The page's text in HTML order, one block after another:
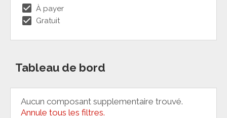
check_box À payer
check_box Gratuit
Tableau de bord
Aucun composant supplementaire trouvé.
Annule tous les filtres.